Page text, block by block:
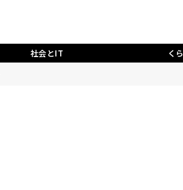
社会とIT く